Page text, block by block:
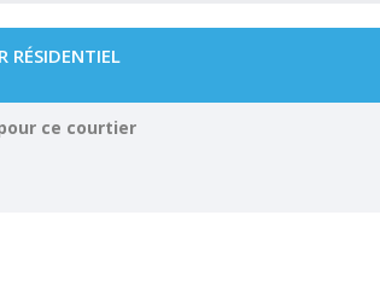
RÉSIDENTIEL
ce courtier